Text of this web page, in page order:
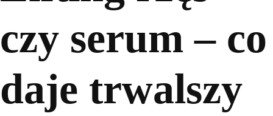
czy serum – co
daje trwalszy